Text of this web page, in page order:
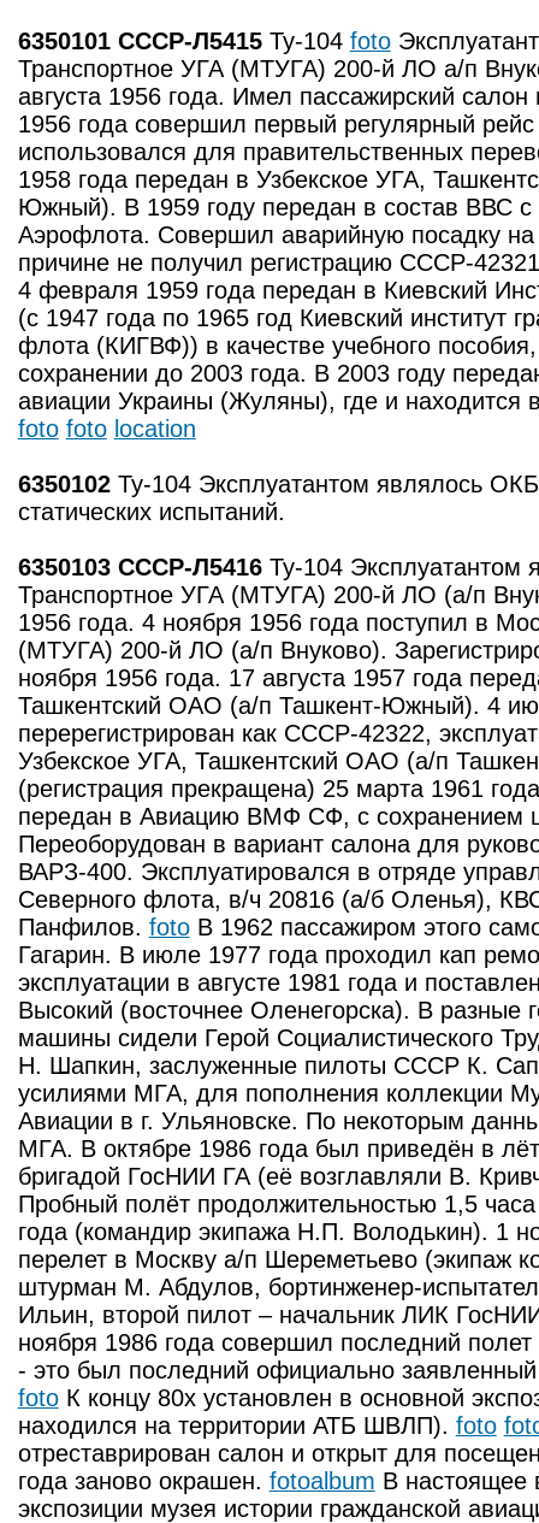
6350101 СССР-Л5415Ту-104 foto
Транспортное УГА (МТУГА) 200-й ЛО а/п
августа 1956 года. Имел пассажирский
1956 года совершил первый регулярный
использовался для правительственных
1958 года передан в Узбекское УГА,
Южный). В 1959 году передан в состав ВВС с
Аэрофлота. Совершил аварийную посадку
причине не получил регистрацию СССР-
4 февраля 1959 года передан в Киевский
(с 1947 года по 1965 год Киевский институт
флота (КИГВФ)) в качестве учебного
сохранении до 2003 года. В 2003 году
авиации Украины (Жуляны), где и находится
foto foto location
6350102 Ту-104 Эксплуатантом являлось
статических испытаний.
6350103 СССР-Л5416Ту-104 Эксплуатантом
Транспортное УГА (МТУГА) 200-й ЛО (а/п
1956 года. 4 ноября 1956 года поступил в
(МТУГА) 200-й ЛО (а/п Внуково).
ноября 1956 года. 17 августа 1957 года
Ташкентский ОАО (а/п Ташкент-Южный). 4
перерегистрирован как СССР-42322,
Узбекское УГА, Ташкентский ОАО (а/п
(регистрация прекращена) 25 марта 1961
передан в Авиацию ВМФ СФ, с сохранением
Переоборудован в вариант салона для
ВАРЗ-400. Эксплуатировался в отряде
Северного флота, в/ч 20816 (а/б Оленья),
Панфилов. fotoВ 1962 пассажиром этого
Гагарин. В июле 1977 года проходил кап
эксплуатации в августе 1981 года и
Высокий (восточнее Оленегорска). В разные
машины сидели Герой Социалистического
Н. Шапкин, заслуженные пилоты СССР К.
усилиями МГА, для пополнения коллекции
Авиации в г. Ульяновске. По некоторым
МГА. В октябре 1986 года был приведён в
бригадой ГосНИИ ГА (её возглавляли В.
Пробный полёт продолжительностью 1,5
года (командир экипажа Н.П. Володькин). 1
перелет в Москву а/п Шереметьево (экипаж
штурман М. Абдулов, бортинженер-
Ильин, второй пилот – начальник ЛИК
ноября 1986 года совершил последний
- это был последний официально
fotoК концу 80х установлен в основной
находился на территории АТБ ШВЛП). foto
отреставрирован салон и открыт для
года заново окрашен. fotoalbum В настоящее
экспозиции музея истории гражданской